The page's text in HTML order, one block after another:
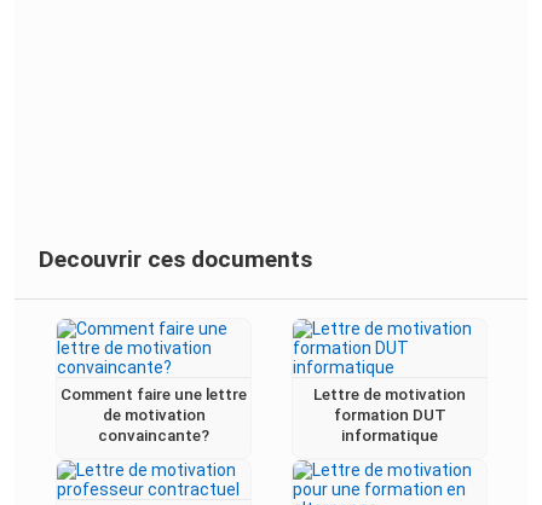
Decouvrir ces documents
Comment faire une lettre
de motivation
convaincante?
Lettre de motivation
formation DUT
informatique